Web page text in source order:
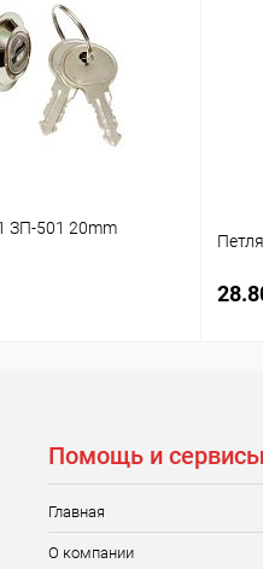
ЗП-501 20mm
Помощь и сервисы
Главная
О компании